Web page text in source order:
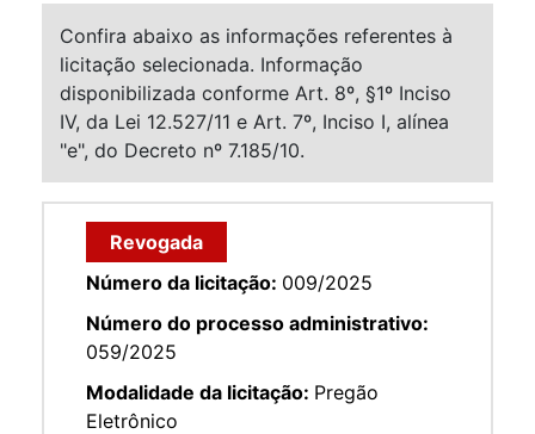
Confira abaixo as informações referentes à
licitação selecionada. Informação
disponibilizada conforme Art. 8º, §1º Inciso
IV, da Lei 12.527/11 e Art. 7º, Inciso I, alínea
"e", do Decreto nº 7.185/10.
Revogada
Número da licitação: 009/2025
Número do processo administrativo:
059/2025
Modalidade da licitação: Pregão
Eletrônico